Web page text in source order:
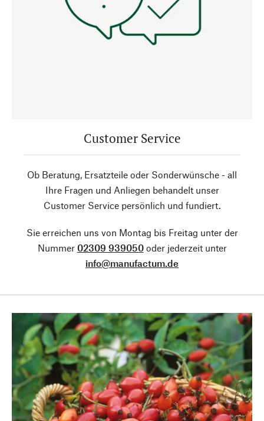
Customer Service
Ob Beratung, Ersatzteile oder Sonderwünsche - all
Ihre Fragen und Anliegen behandelt unser
Customer Service persönlich und fundiert.
Sie erreichen uns von Montag bis Freitag unter der
Nummer 02309 939050oder jederzeit unter
info@manufactum.de